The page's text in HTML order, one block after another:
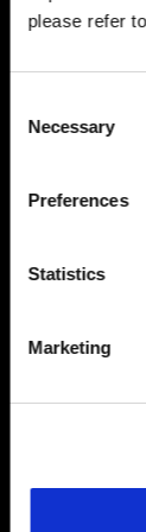
please refer
Selection
Necessary
Preferences
Statistics
Marketing
"Lực kéo ở dải